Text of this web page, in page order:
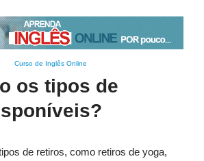
Curso de Inglês Online
os tipos de
de retiros, como retiros de yoga,